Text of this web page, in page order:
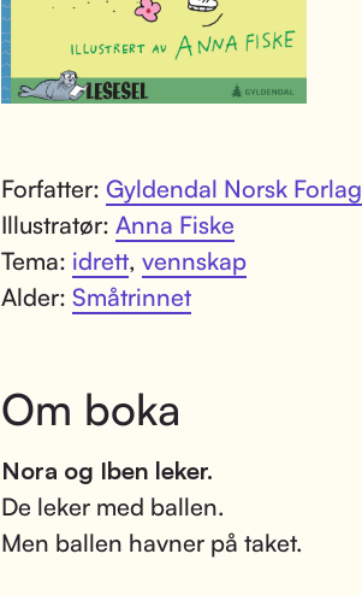
Forfatter: Gyldendal Norsk Forlag
Illustratør: Anna Fiske
Tema: idrett, vennskap
Alder: Småtrinnet
Om boka
Nora og Iben leker.
De leker med ballen.
Men ballen havner på taket.